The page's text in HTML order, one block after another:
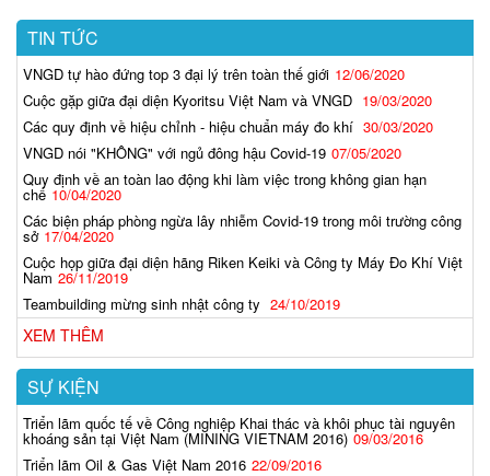
TIN TỨC
VNGD tự hào đứng top 3 đại lý trên toàn thế giới 12/06/2020
Cuộc gặp giữa đại diện Kyoritsu Việt Nam và VNGD 19/03/2020
Các quy định về hiệu chỉnh - hiệu chuẩn máy đo khí 30/03/2020
VNGD nói "KHÔNG" với ngủ đông hậu Covid-19 07/05/2020
Quy định về an toàn lao động khi làm việc trong không gian hạn
chế 10/04/2020
Các biện pháp phòng ngừa lây nhiễm Covid-19 trong môi trường công
sở 17/04/2020
Cuộc họp giữa đại diện hãng Riken Keiki và Công ty Máy Đo Khí Việt
Nam 26/11/2019
Teambuilding mừng sinh nhật công ty 24/10/2019
XEM THÊM
SỰ KIỆN
Triển lãm quốc tế về Công nghiệp Khai thác và khôi phục tài nguyên
khoáng sản tại Việt Nam (MINING VIETNAM 2016) 09/03/2016
Triển lãm Oil & Gas Việt Nam 2016 22/09/2016